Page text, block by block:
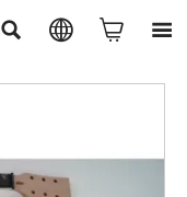
   